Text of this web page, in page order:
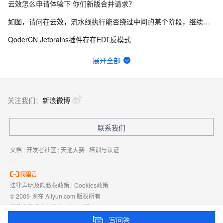
云效怎么申请体验下 你们新版合并请求？
如图，请问在云效，流水线执行能否绕过中间的某个阶段，继续向后执行？
QoderCN Jetbrains插件存在EDT反模式
通义灵码插件会覆盖 IDEA 的自动补全功能
idea通义灵码cpu占用、磁盘写入极高
展开全部
写回答
关注我们： 新浪微博
联系我们
文档 | 开发者社区 | 天池大赛 | 培训与认证
法律声明及隐私权政策 | Cookies政策
© 2009-现在 Aliyun.com 版权所有
增值电信业务经营许可证： 浙B2-20080101
浙D3-20210002